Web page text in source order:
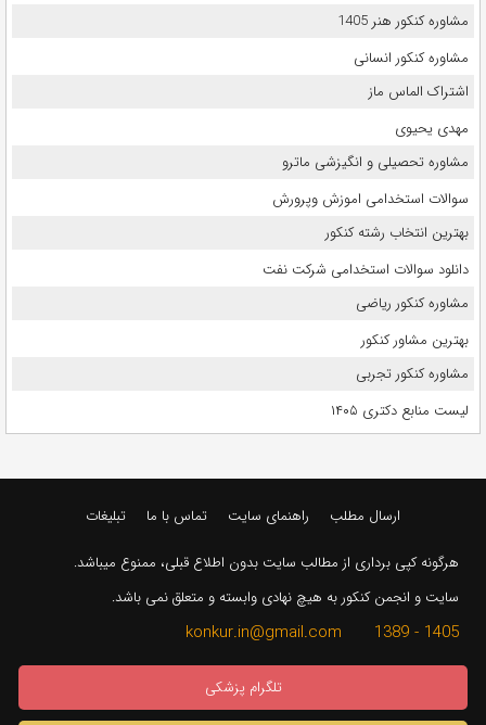
مشاوره کنکور هنر 1405
مشاوره کنکور انسانی
اشتراک الماس ماز
مهدی یحیوی
مشاوره تحصیلی و انگیزشی ماترو
سوالات استخدامی اموزش وپرورش
بهترین انتخاب رشته کنکور
دانلود سوالات استخدامی شرکت نفت
مشاوره کنکور ریاضی
بهترین مشاور کنکور
مشاوره کنکور تجربی
لیست منابع دکتری ۱۴۰۵
ارسال مطلب راهنمای سایت تماس با ما تبلیغات
هرگونه کپی برداری از مطالب سایت بدون اطلاع قبلی، ممنوع میباشد.
سایت و انجمن کنکور به هیچ نهادی وابسته و متعلق نمی باشد.
1405 - 1389 konkur.in@gmail.com
تلگرام پزشکی